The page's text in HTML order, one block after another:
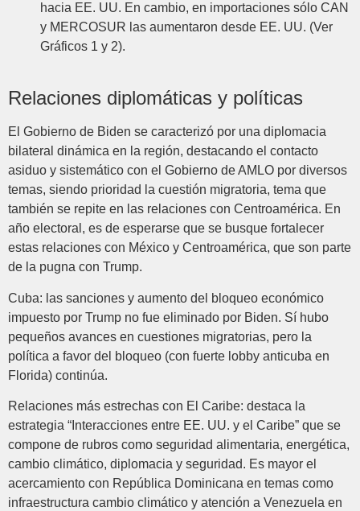
hacia EE. UU. En cambio, en importaciones sólo CAN
y MERCOSUR las aumentaron desde EE. UU. (Ver
Gráficos 1 y 2).
Relaciones diplomáticas y políticas
El Gobierno de Biden se caracterizó por una diplomacia
bilateral dinámica en la región, destacando el contacto
asiduo y sistemático con el Gobierno de AMLO por diversos
temas, siendo prioridad la cuestión migratoria, tema que
también se repite en las relaciones con Centroamérica. En
año electoral, es de esperarse que se busque fortalecer
estas relaciones con México y Centroamérica, que son parte
de la pugna con Trump.
Cuba: las sanciones y aumento del bloqueo económico
impuesto por Trump no fue eliminado por Biden. Sí hubo
pequeños avances en cuestiones migratorias, pero la
política a favor del bloqueo (con fuerte lobby anticuba en
Florida) continúa.
Relaciones más estrechas con El Caribe: destaca la
estrategia “Interacciones entre EE. UU. y el Caribe” que se
compone de rubros como seguridad alimentaria, energética,
cambio climático, diplomacia y seguridad. Es mayor el
acercamiento con República Dominicana en temas como
infraestructura cambio climático y atención a Venezuela en